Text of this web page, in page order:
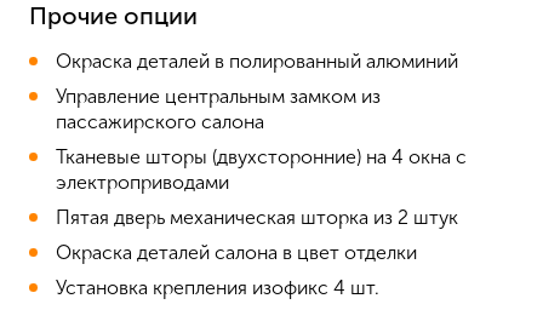
Прочие опции
Окраска деталей в полированный алюминий
Управление центральным замком из
пассажирского салона
Тканевые шторы (двухсторонние) на 4 окна с
электроприводами
Пятая дверь механическая шторка из 2 штук
Окраска деталей салона в цвет отделки
Установка крепления изофикс 4 шт.